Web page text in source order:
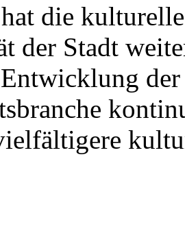
die
der Stadt